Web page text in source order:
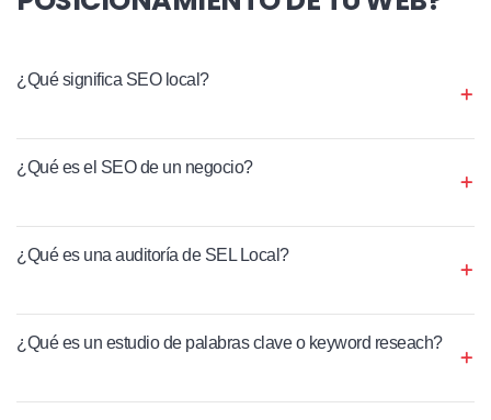
¿Qué significa SEO local?
¿Qué es el SEO de un negocio?
¿Qué es una auditoría de SEL Local?
¿Qué es un estudio de palabras clave o keyword reseach?